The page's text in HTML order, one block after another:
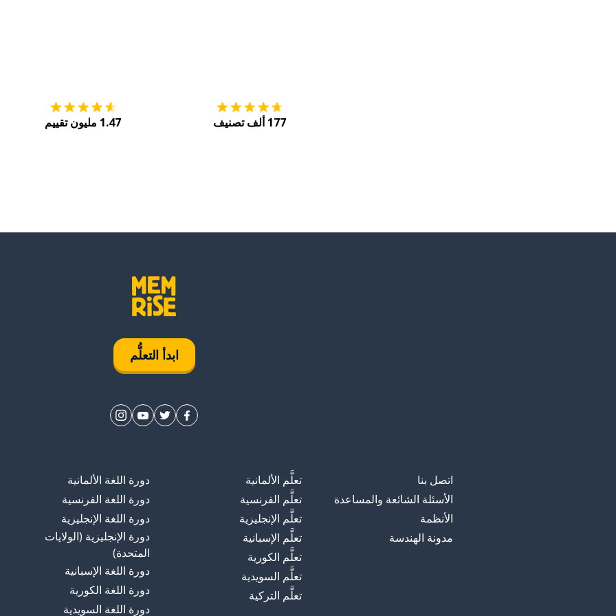
177 ألف تصنيف 1.47 مليون تقييم
ابدأ التعلُّم
اتصل بنا
الأسئلة الشائعة والمساعدة
الأنظمة
مدونة الهندسة
تعلَّم الألمانية
تعلَّم الفرنسية
تعلَّم الإنجليزية
تعلَّم الإسبانية
تعلَّم الكورية
تعلَّم السويدية
تعلَّم التركية
دورة اللغة الألمانية
دورة اللغة الفرنسية
دورة اللغة الإنجليزية
دورة الإنجليزية (الولايات
المتحدة)
دورة اللغة الإسبانية
دورة اللغة الكورية
دورة اللغة السويدية